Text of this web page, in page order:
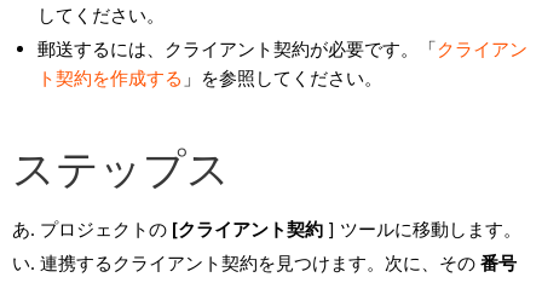
してください。
郵送するには、クライアント契約が必要です。「クライアン
ト契約を作成する 」を参照してください。
ステップス
プロジェクトの[クライアント契約] ツールに移動します。
連携するクライアント契約を見つけます。次に、その 番号